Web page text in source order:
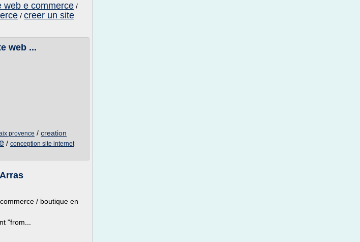
web e commerce /
/ creer un site
web ...
provence / creation
/ conception site internet
/ boutique en
"from...